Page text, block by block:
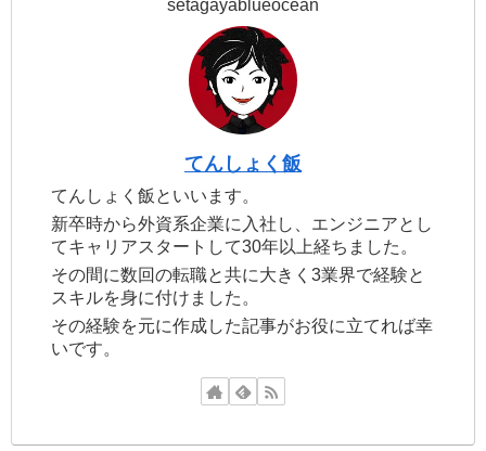
setagayablueocean
てんしょく飯
てんしょく飯といいます。
新卒時から外資系企業に入社し、エンジニアとし
てキャリアスタートして30年以上経ちました。
その間に数回の転職と共に大きく3業界で経験と
スキルを身に付けました。
その経験を元に作成した記事がお役に立てれば幸
いです。